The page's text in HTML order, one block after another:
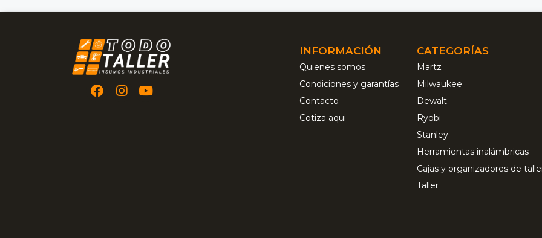
INFORMACIÓN
Quienes somos
Condiciones y garantías
Contacto
Cotiza aqui
CATEGORÍAS
Martz
Milwaukee
Dewalt
Ryobi
Stanley
Herramientas inalámbricas
Cajas y organizadores de
Taller